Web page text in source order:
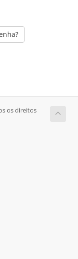
os direitos